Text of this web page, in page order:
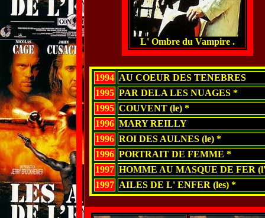
L' Ombre du Vampire .
1994 AU COEUR DES TENEBRES
1995 PAR DELA LES NUAGES *
1995 COUVENT (le) *
1996 MARY REILLY
1996 ROI DES AULNES (le) *
1996 PORTRAIT DE FEMME *
1997 HOMME AU MASQUE DE FER
1997 AILES DE L' ENFER (les) *